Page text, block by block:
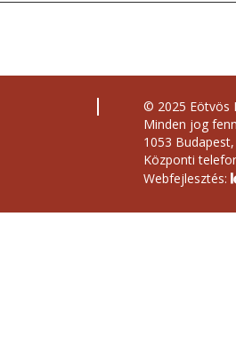
© 2025 Eötvös
Minden jog
1053
Központi
Webfejlesztés: